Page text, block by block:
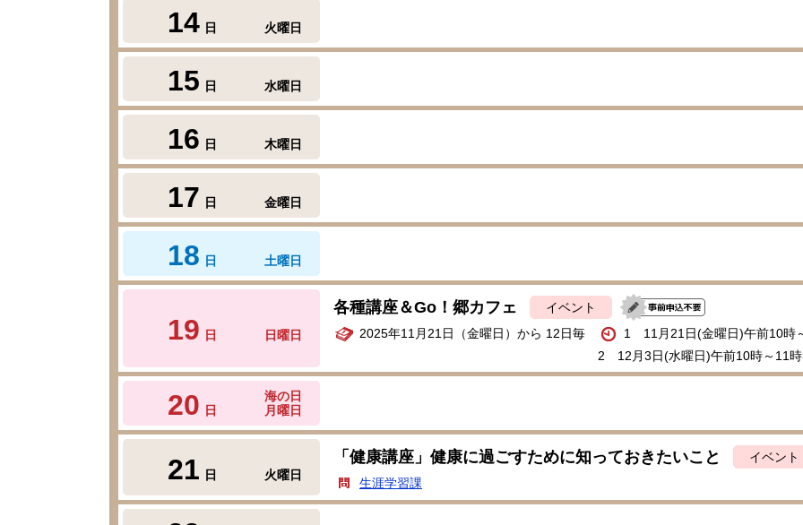
14 日 火曜日
15 日 水曜日
16 日 木曜日
17 日 金曜日
18 日 土曜日
19 日 日曜日
各種講座＆Go！郷カフェ
イベント
2025年11月21日（金曜日）から 12日毎
1 11月21日(金曜日)午前10時
2 12月3日(水曜日)午前10時～11
20 日
海の日
月曜日
21 日 火曜日
「健康講座」健康に過ごすために知っておきたいこと
イベント
生涯学習課